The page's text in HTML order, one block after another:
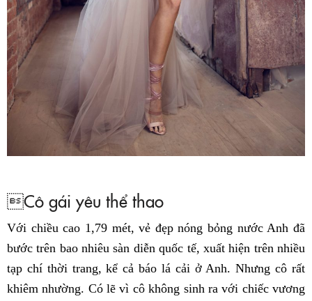
Cô gái yêu thể thao
Với chiều cao 1,79 mét, vẻ đẹp nóng bỏng nước Anh đã
bước trên bao nhiêu sàn diễn quốc tế, xuất hiện trên nhiều
tạp chí thời trang, kể cả báo lá cải ở Anh. Nhưng cô rất
khiêm nhường. Có lẽ vì cô không sinh ra với chiếc vương